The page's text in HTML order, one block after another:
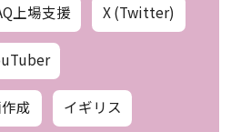
上場支援 X (Twitter)
成 イギリス